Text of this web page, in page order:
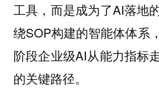
工具，而是成为了AI落地
绕SOP构建的智能体体系
阶段企业级AI从能力指标
的关键路径。